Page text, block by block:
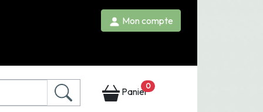
Mon compte
Panier0